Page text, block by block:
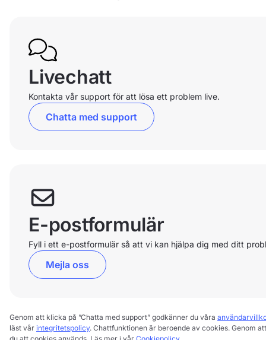
Livechatt
Kontakta vår support för att lösa ett problem live.
Chatta med support
E-postformulär
Fyll i ett e-postformulär så att vi kan hjälpa dig med ditt
Mejla oss
Genom att klicka på ”Chatta med support” godkänner du våra
läst vår integritetspolicy. Chattfunktionen är beroende av cookies. Genom